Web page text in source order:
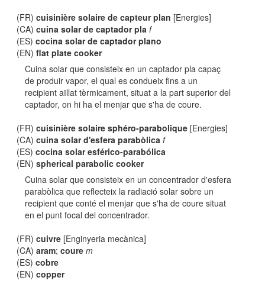
(FR)cuisinière solaire de capteur plan [Energies]
(CA)cuina solar de captador pla f
(ES)cocina solar de captador plano
(EN)flat plate cooker
Cuina solar que consisteix en un captador pla capaç
de produir vapor, el qual es condueix fins a un
recipient aïllat tèrmicament, situat a la part superior del
captador, on hi ha el menjar que s'ha de coure.
(FR)cuisinière solaire sphéro-parabolique [Energies]
(CA)cuina solar d'esfera parabòlica f
(ES)cocina solar esférico-parabólica
(EN)spherical parabolic cooker
Cuina solar que consisteix en un concentrador d'esfera
parabòlica que reflecteix la radiació solar sobre un
recipient que conté el menjar que s'ha de coure situat
en el punt focal del concentrador.
(FR)cuivre [Enginyeria mecànica]
(CA)aram;coure m
(ES)cobre
(EN)copper